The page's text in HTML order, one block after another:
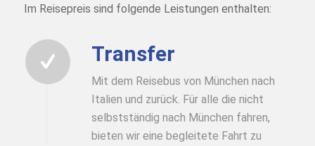
Im Reisepreis sind folgende Leistungen enthalten:
Transfer
Mit dem Reisebus von München nach
Italien und zurück. Für alle die nicht
selbstständig nach München fahren,
bieten wir eine begleitete Fahrt zu